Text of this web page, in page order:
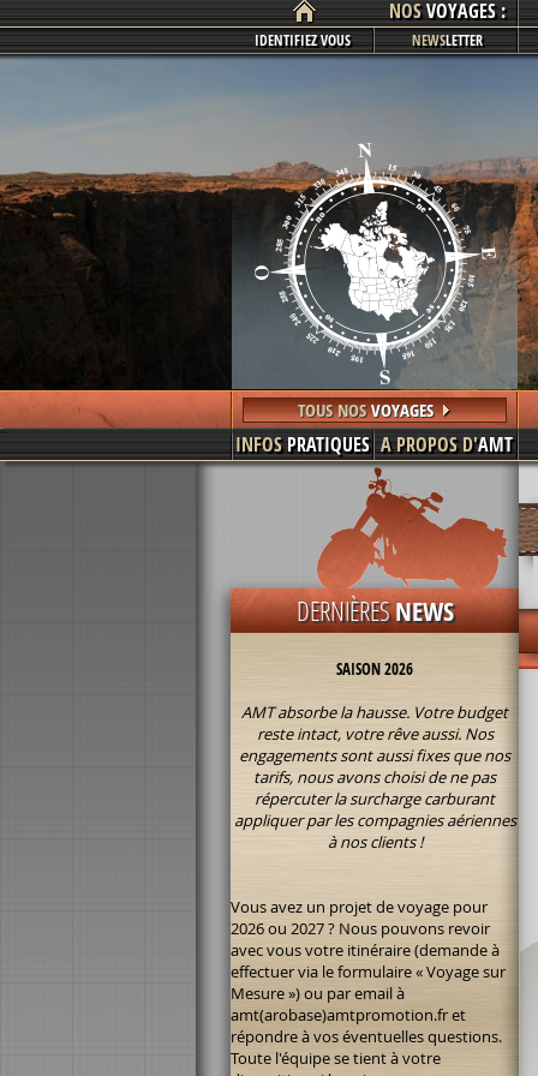
NOSVOYAGES :
IDENTIFIEZ VOUS NEWSLETTER
TOUS NOSVOYAGES
INFOSPRATIQUES A PROPOS D'AMT
DERNIÈRESNEWS
SURCHARGE CARBURANT 2026 :
reste intact, votre rêve aussi. Nos
engagements sont aussi fixes que nos
tarifs, nous avons choisi de ne pas
répercuter la surcharge carburant
appliquer par les compagnies aériennes
à nos clients !
2026 ou 2027 ? Nous pouvons revoir
avec vous votre itinéraire (demande à
effectuer via le formulaire « Voyage sur
Mesure ») ou par email à
amt(arobase)amtpromotion.fr et
répondre à vos éventuelles questions.
Toute l'équipe se tient à votre
disposition si besoin.